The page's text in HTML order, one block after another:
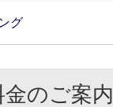
グ
金のご案内